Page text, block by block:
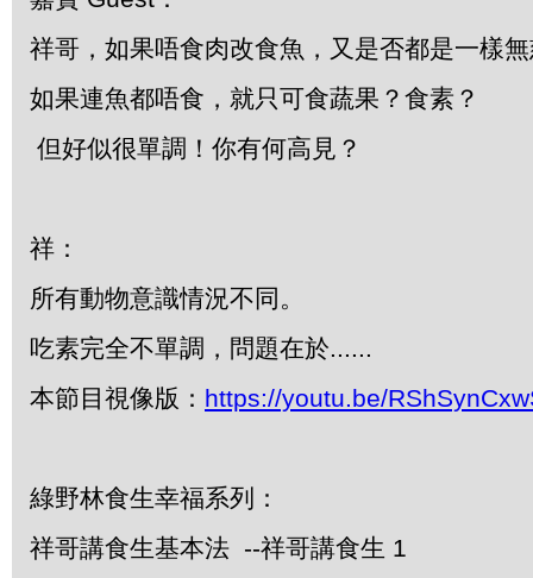
祥哥，如果唔食肉改食魚，又是否都是一樣
如果連魚都唔食，就只可食蔬果？食素？
但好似很單調！你有何高見？
祥：
所有動物意識情況不同。
吃素完全不單調，問題在於......
本節目視像版： https://youtu.be/
綠野林食生幸福系列：
祥哥講食生基本法 --祥哥講食生 1